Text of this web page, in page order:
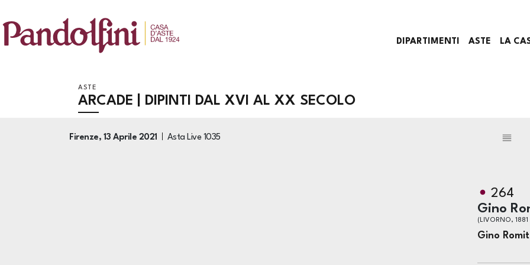
DIPARTIMENTI ASTE LA
ASTE
ARCADE | DIPINTI DAL XVI AL XX SECOLO
Firenze, 13 Aprile 2021 Asta Live 1035
264
Gino
(LIVORNO,
Gino